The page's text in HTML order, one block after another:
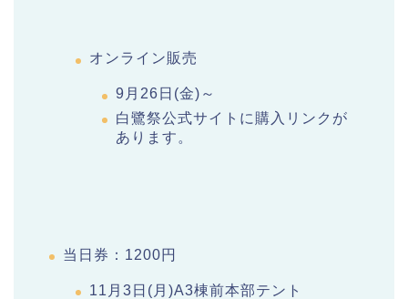
オンライン販売
9月26日(金)～
白鷺祭公式サイトに購入リンクが
あります。
当日券：1200円
11月3日(月)A3棟前本部テント